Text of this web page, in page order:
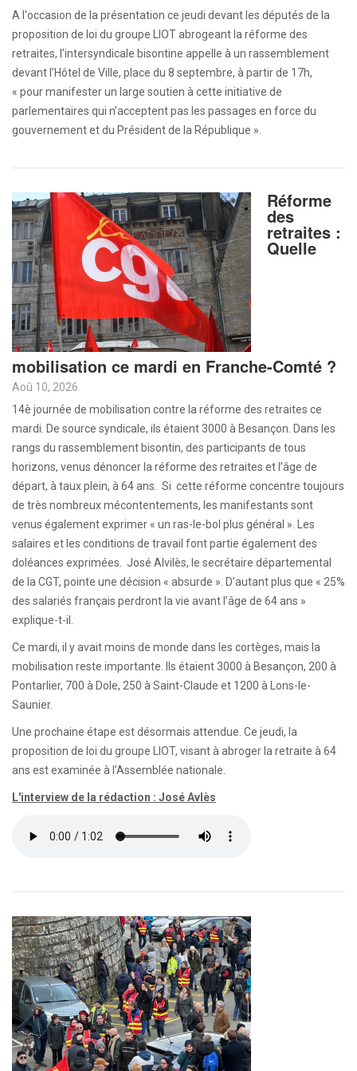
A l'occasion de la présentation ce jeudi devant les députés de la
proposition de loi du groupe LIOT abrogeant la réforme des
retraites, l’intersyndicale bisontine appelle à un rassemblement
devant l’Hôtel de Ville, place du 8 septembre, à partir de 17h,
« pour manifester un large soutien à cette initiative de
parlementaires qui n’acceptent pas les passages en force du
gouvernement et du Président de la République ».
Réforme
des
retraites :
Quelle
mobilisation ce mardi en Franche-Comté ?
Aoû 10, 2026
14è journée de mobilisation contre la réforme des retraites ce
mardi. De source syndicale, ils étaient 3000 à Besançon. Dans les
rangs du rassemblement bisontin, des participants de tous
horizons, venus dénoncer la réforme des retraites et l’âge de
départ, à taux plein, à 64 ans. Si cette réforme concentre toujours
de très nombreux mécontentements, les manifestants sont
venus également exprimer « un ras-le-bol plus général ». Les
salaires et les conditions de travail font partie également des
doléances exprimées. José Alvilès, le secrétaire départemental
de la CGT, pointe une décision « absurde ». D’autant plus que « 25%
des salariés français perdront la vie avant l’âge de 64 ans »
explique-t-il.
Ce mardi, il y avait moins de monde dans les cortèges, mais la
mobilisation reste importante. Ils étaient 3000 à Besançon, 200 à
Pontarlier, 700 à Dole, 250 à Saint-Claude et 1200 à Lons-le-
Saunier.
Une prochaine étape est désormais attendue. Ce jeudi, la
proposition de loi du groupe LIOT, visant à abroger la retraite à 64
ans est examinée à l’Assemblée nationale.
L'interview de la rédaction : José Avlès